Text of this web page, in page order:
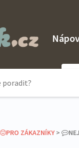
​PRO ZÁKAZNÍKY​ > ​